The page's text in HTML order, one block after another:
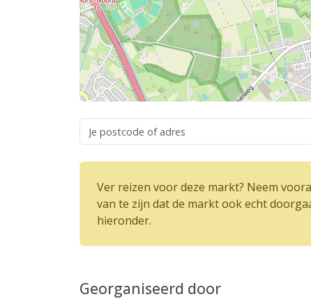
Ver reizen voor deze markt? Neem
van te zijn dat de markt ook echt
hieronder.
Georganiseerd door